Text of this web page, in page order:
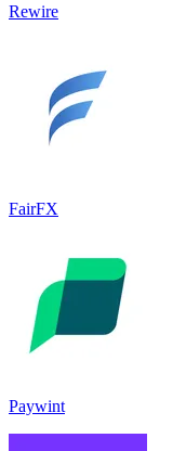
Rewire
FairFX
Paywint